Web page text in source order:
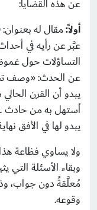
عن هذه القضايا:
أولاً:مقال له بعنوان:
التساؤلات حول
عن الحدث: «وصف
يبدو أن القرن
يبدو لها في الأفق
ولا يساوي فظاعة
وبقاء الأسئلة التي
مُعلَّقةً دون جواب،
وقوعه.